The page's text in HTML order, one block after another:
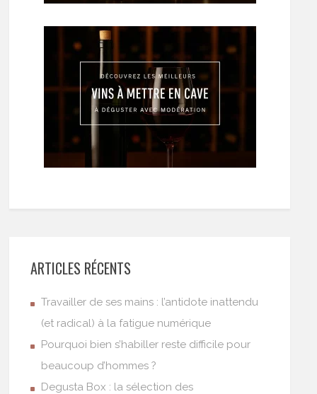
ARTICLES RÉCENTS
Travailler de ses mains : l’antidote inattendu
(et radical) à la fatigue numérique
Pourquoi bien s’habiller reste difficile pour
beaucoup d’hommes ?
Degusta Box : la sélection des